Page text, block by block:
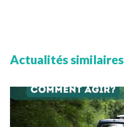
Actualités similaires